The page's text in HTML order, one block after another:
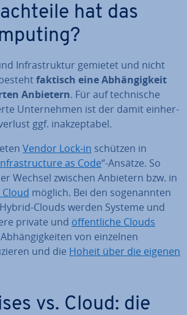
hat das
In­fra­struk­tur gemietet und nicht
faktisch eine Ab­hän­gig­keit
Anbietern. Für auf tech­ni­sche
Un­ter­neh­men ist der damit ein­her­
ggf. in­ak­zep­ta­bel.
Vendor Lock-in schützen in
as Code“-Ansätze. So
Wechsel zwischen Anbietern bzw. in
möglich. Bei den so­ge­nann­ten
Clouds werden Systeme und
private und öf­fent­li­che Clouds
von einzelnen
und die Hoheit über die eigenen
vs. Cloud: die